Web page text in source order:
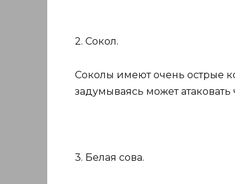
2. Сокол.
Соколы имеют очень острые
задумываясь может атаковать
3. Белая сова.